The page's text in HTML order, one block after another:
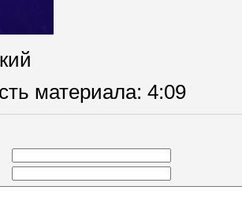
материала: 4:09